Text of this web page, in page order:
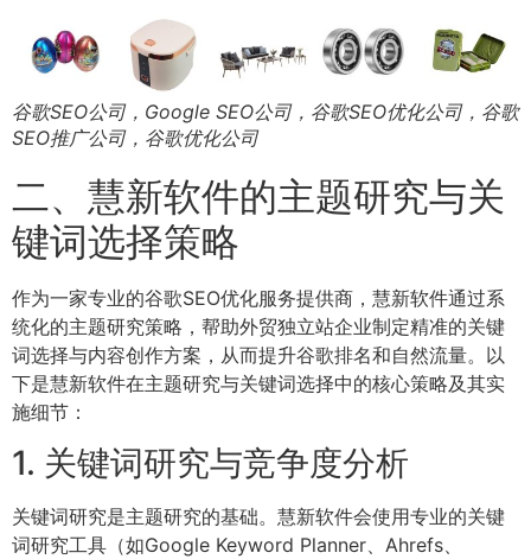
谷歌SEO公司，Google SEO公司，谷歌SEO优化公司，谷歌
SEO推广公司，谷歌优化公司
二、慧新软件的主题研究与关
键词选择策略
作为一家专业的谷歌SEO优化服务提供商，慧新软件通过系
统化的主题研究策略，帮助外贸独立站企业制定精准的关键
词选择与内容创作方案，从而提升谷歌排名和自然流量。以
下是慧新软件在主题研究与关键词选择中的核心策略及其实
施细节：
1. 关键词研究与竞争度分析
关键词研究是主题研究的基础。慧新软件会使用专业的关键
词研究工具（如Google Keyword Planner、Ahrefs、